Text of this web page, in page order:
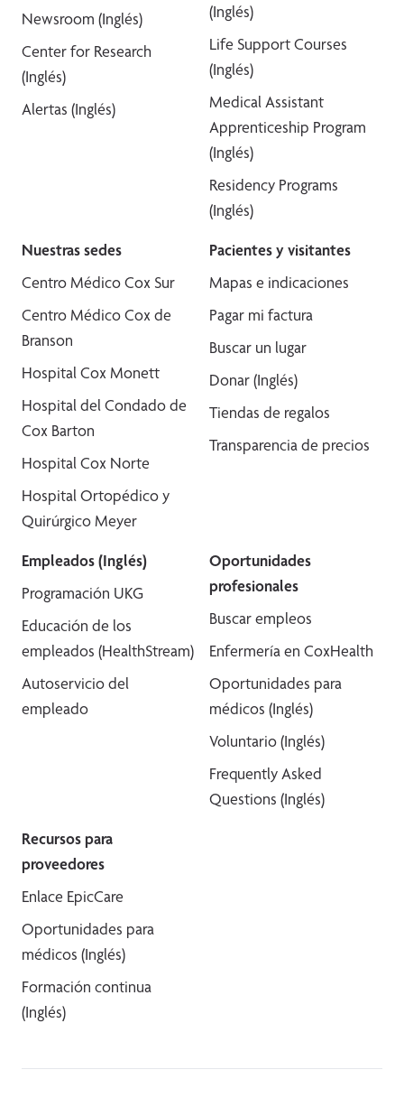
Newsroom (Inglés)
Center for Research
(Inglés)
Alertas (Inglés)
(Inglés)
Life Support Courses
(Inglés)
Medical Assistant
Apprenticeship Program
(Inglés)
Residency Programs
(Inglés)
Nuestras sedes
Centro Médico Cox Sur
Centro Médico Cox de
Branson
Hospital Cox Monett
Hospital del Condado de
Cox Barton
Hospital Cox Norte
Hospital Ortopédico y
Quirúrgico Meyer
Pacientes y visitantes
Mapas e indicaciones
Pagar mi factura
Buscar un lugar
Donar (Inglés)
Tiendas de regalos
Transparencia de precios
Empleados (Inglés)
Programación UKG
Educación de los
empleados (HealthStream)
Autoservicio del
empleado
Oportunidades
profesionales
Buscar empleos
Enfermería en CoxHealth
Oportunidades para
médicos (Inglés)
Voluntario (Inglés)
Frequently Asked
Questions (Inglés)
Recursos para
proveedores
Enlace EpicCare
Oportunidades para
médicos (Inglés)
Formación continua
(Inglés)